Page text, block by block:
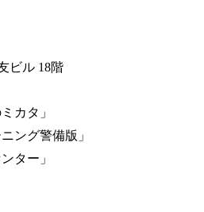
ビル 18階
タ」
グ警備版」
ー」